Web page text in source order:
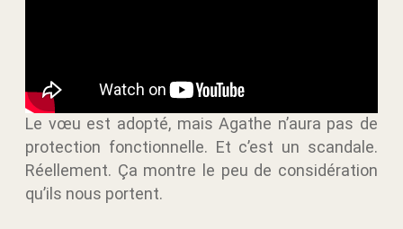
Le vœu est adopté, mais Agathe n’aura pas de
protection fonctionnelle. Et c’est un scandale.
Réellement. Ça montre le peu de considération
qu’ils nous portent.